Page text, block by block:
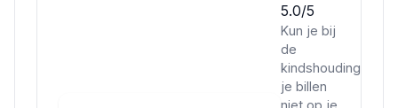
5.0/5
Kun je bij
de
kindshouding
je billen